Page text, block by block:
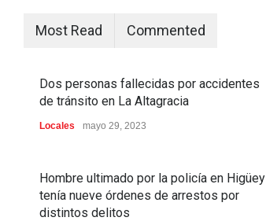
Most Read Commented
Dos personas fallecidas por accidentes
de tránsito en La Altagracia
Locales mayo 29, 2023
Hombre ultimado por la policía en Higüey
tenía nueve órdenes de arrestos por
distintos delitos